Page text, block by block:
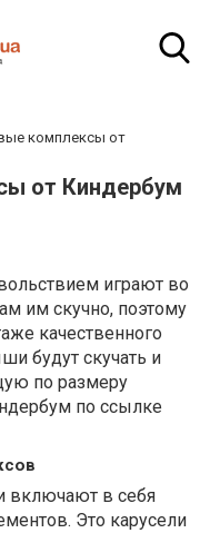
комплексы от
от Киндербум
играют во
им скучно, поэтому
качественного
будут скучать и
по размеру
по ссылке
включают в себя
Это карусели